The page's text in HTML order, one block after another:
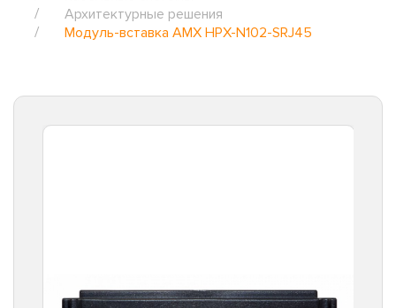
Архитектурные решения
Модуль-вставка AMX HPX-N102-SRJ45